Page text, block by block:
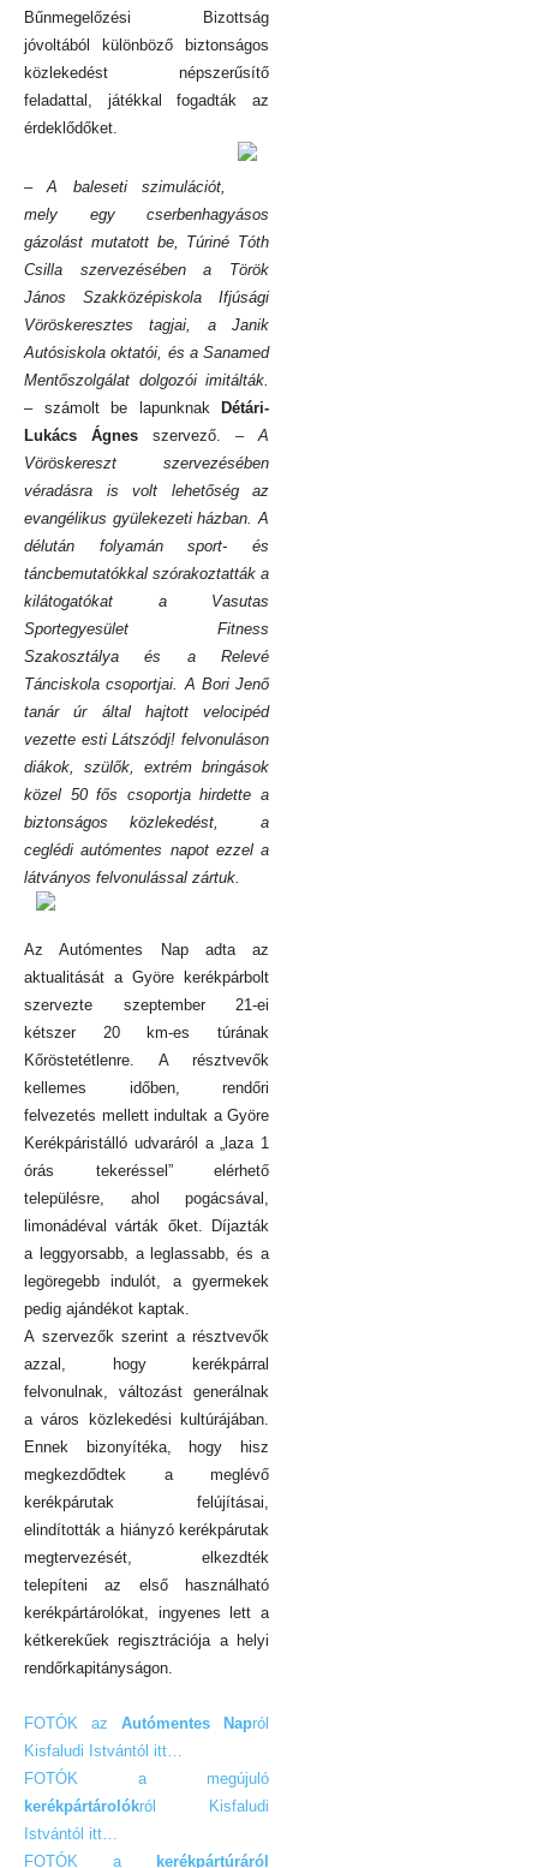
Bűnmegelőzési Bizottság
jóvoltából különböző biztonságos
közlekedést népszerűsítő
feladattal, játékkal fogadták az
érdeklődőket.
– A baleseti szimulációt,
mely egy cserbenhagyásos
gázolást mutatott be, Túriné Tóth
Csilla szervezésében a Török
János Szakközépiskola Ifjúsági
Vöröskeresztes tagjai, a Janik
Autósiskola oktatói, és a Sanamed
Mentőszolgálat dolgozói imitálták.
– számolt be lapunknak
Détári-
Lukács Ágnes szervező. – A
Vöröskereszt szervezésében
véradásra is volt lehetőség az
evangélikus gyülekezeti házban. A
délután folyamán sport- és
táncbemutatókkal szórakoztatták a
kilátogatókat a Vasutas
Sportegyesület Fitness
Szakosztálya és a Relevé
Tánciskola csoportjai. A Bori Jenő
tanár úr által hajtott velocipéd
vezette esti Látszódj! felvonuláson
diákok, szülők, extrém bringások
közel 50 fős csoportja hirdette a
biztonságos közlekedést, a
ceglédi autómentes napot ezzel a
látványos felvonulással zártuk.
Az Autómentes Nap adta az
aktualitását a Györe kerékpárbolt
szervezte szeptember 21-ei
kétszer 20 km-es túrának
Kőröstetétlenre. A résztvevők
kellemes időben, rendőri
felvezetés mellett indultak a Györe
Kerékpáristálló udvaráról a „laza 1
órás tekeréssel” elérhető
településre, ahol pogácsával,
limonádéval várták őket. Díjazták
a leggyorsabb, a leglassabb, és a
legöregebb indulót, a gyermekek
pedig ajándékot kaptak.
A szervezők szerint a résztvevők
azzal, hogy kerékpárral
felvonulnak, változást generálnak
a város közlekedési kultúrájában.
Ennek bizonyítéka, hogy hisz
megkezdődtek a meglévő
kerékpárutak felújításai,
elindították a hiányzó kerékpárutak
megtervezését, elkezdték
telepíteni az első használható
kerékpártárolókat, ingyenes lett a
kétkerekűek regisztrációja a helyi
rendőrkapitányságon.
FOTÓK az Autómentes Napról
Kisfaludi Istvántól itt…
FOTÓK a megújuló
kerékpártárolókról
Kisfaludi
Istvántól itt…
FOTÓK a
kerékpártúráról